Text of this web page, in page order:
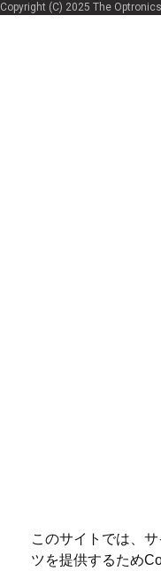
このサイトでは、
ツを提供するため
Copyright (C) 2025 The